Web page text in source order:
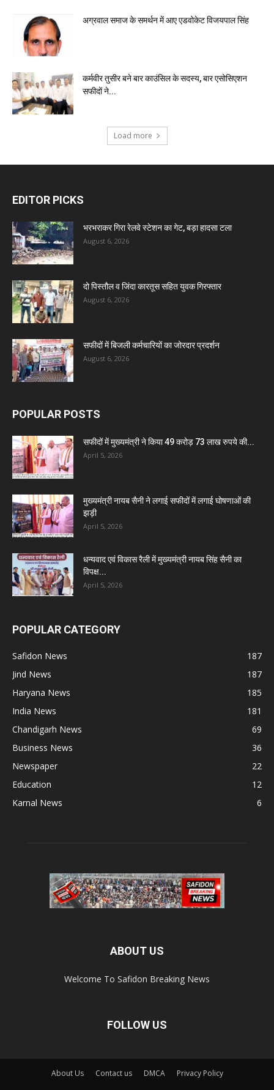
अग्रवाल समाज के समर्थन में आए एडवोकेट विजयपाल सिंह
कर्मवीर तुसीर बने बार काउंसिल के सदस्य, बार एसोसिएशन
सफीदों ने...
Load more
EDITOR PICKS
भरभराकर गिरा रेलवे स्टेशन का गेट, बड़ा हादसा टला
August 6, 2026
दो पिस्तौल व जिंदा कारतूस सहित युवक गिरफ्तार
August 6, 2026
सफीदों में बिजली कर्मचारियों का जोरदार प्रदर्शन
August 6, 2026
POPULAR POSTS
सफीदों में मुख्यमंत्री ने किया 49 करोड़ 73 लाख रुपये की...
April 5, 2026
मुख्यमंत्री नायब सैनी ने लगाई सफीदों में लगाई घोषणाओं की
झड़ी
April 5, 2026
धन्यवाद एवं विकास रैली में मुख्यमंत्री नायब सिंह सैनी का
विपक्ष...
April 5, 2026
POPULAR CATEGORY
Safidon News
187
Jind News
187
Haryana News
185
India News
181
Chandigarh News
69
Business News
36
Newspaper
22
Education
12
Karnal News
6
ABOUT US
Welcome To Safidon Breaking News
FOLLOW US
About Us Contact us DMCA Privacy Policy